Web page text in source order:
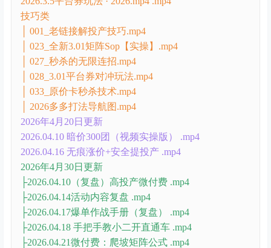
技巧类
│ 001_老链接解投产技巧.mp4
│ 023_全新3.01矩阵Sop【实操】.mp4
│ 027_秒杀的无限连招.mp4
│ 028_3.01平台券对冲玩法.mp4
│ 033_原价卡秒杀技术.mp4
│ 2026多多打法导航图.mp4
2026年4月20日更新
2026.04.10 暗价300团（视频实操版） .mp4
2026.04.16 无痕涨价+安全提投产 .mp4
2026年4月30日更新
├2026.04.10（复盘）高投产微付费 .mp4
├2026.04.14活动内容复盘 .mp4
├2026.04.17爆单作战手册（复盘） .mp4
├2026.04.18 手把手教小二开直通车 .mp4
├2026.04.21微付费：爬坡矩阵公式 .mp4